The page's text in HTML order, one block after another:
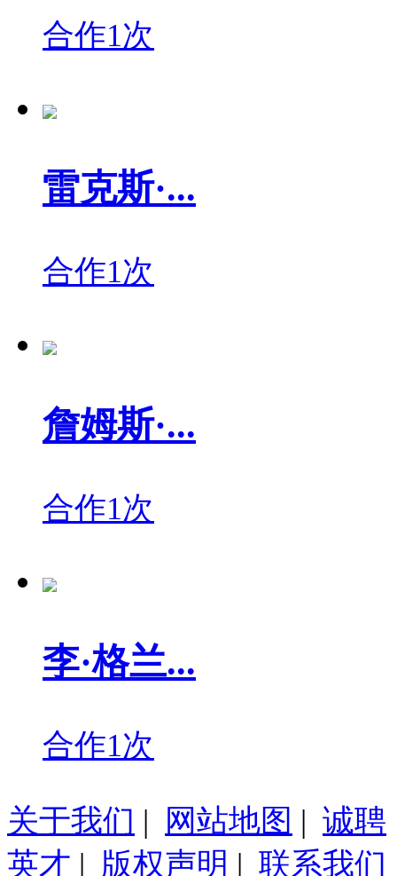
合作1次
雷克斯·...
合作1次
詹姆斯·...
合作1次
李·格兰...
合作1次
关于我们 | 网站地图 | 诚聘
英才 | 版权声明 | 联系我们